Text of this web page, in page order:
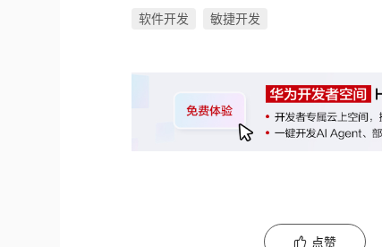
软件开发 敏捷开发
点赞